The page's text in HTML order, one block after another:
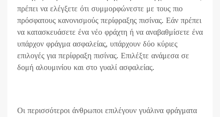
πρέπει να ελέγξετε ότι συμμορφώνεστε με τους πιο
πρόσφατους κανονισμούς περίφραξης πισίνας. Εάν πρέπει
να κατασκευάσετε ένα νέο φράχτη ή να αναβαθμίσετε ένα
υπάρχον φράγμα ασφαλείας, υπάρχουν δύο κύριες
επιλογές για περίφραξη πισίνας. Επιλέξτε ανάμεσα σε
δομή αλουμινίου και στο γυαλί ασφαλείας.
Οι περισσότεροι άνθρωποι επιλέγουν γυάλινα φράγματα